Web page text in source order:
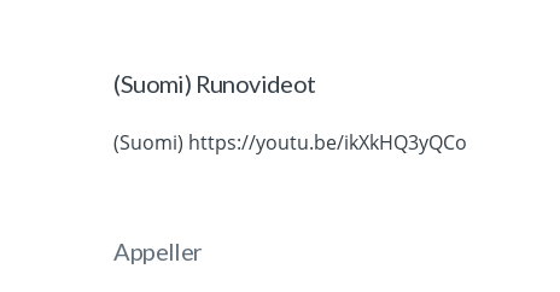
(Suomi) Runovideot
(Suomi) https://youtu.be/ikXkHQ3yQCo
Appeller